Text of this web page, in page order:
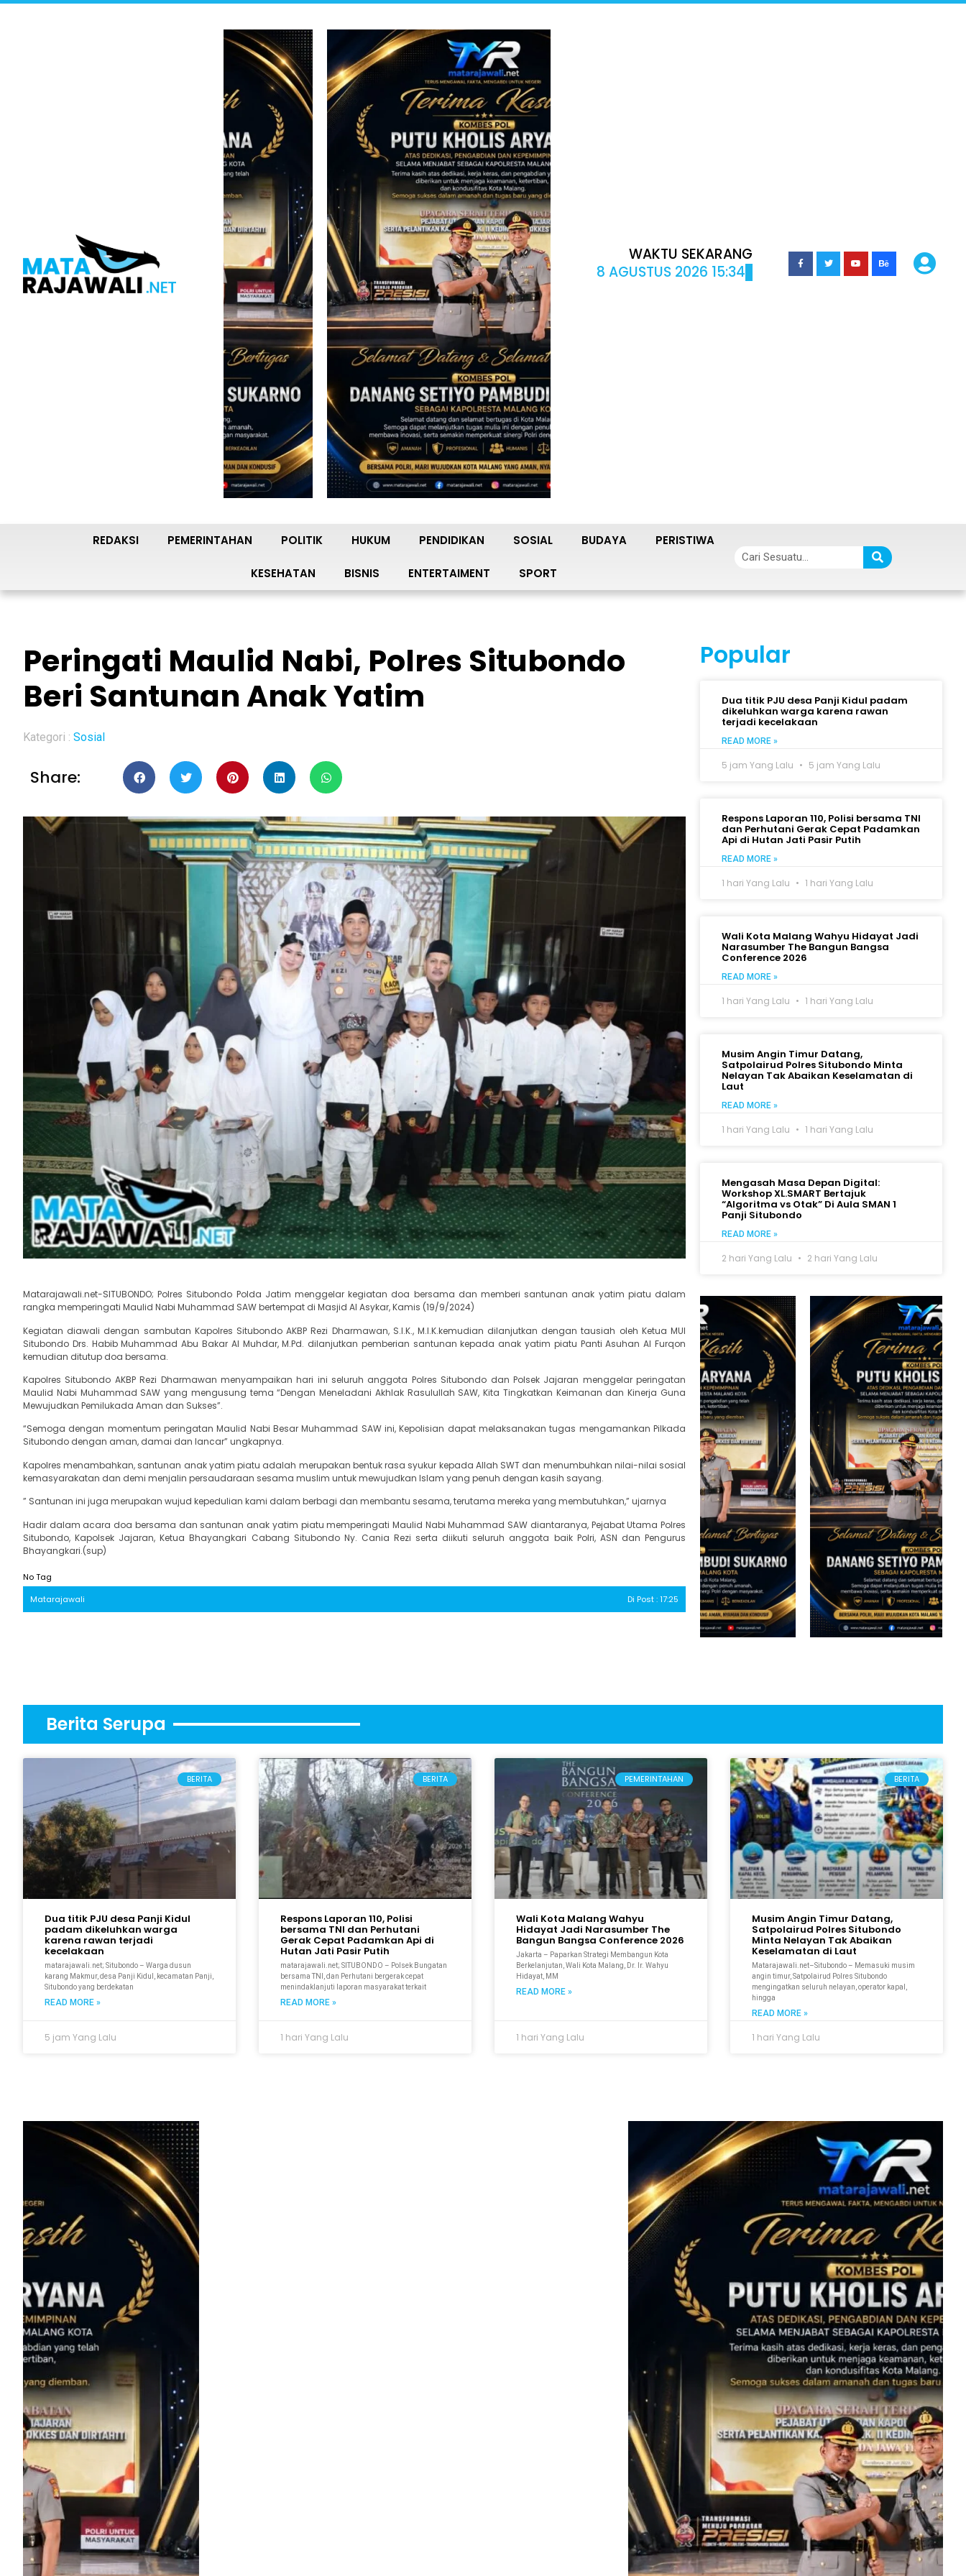
WAKTU SEKARANG
8 AGUSTUS 2026 15:34
REDAKSI PEMERINTAHAN POLITIK HUKUM PENDIDIKAN SOSIAL BUDAYA PERISTIWA
KESEHATAN BISNIS ENTERTAIMENT SPORT
Peringati Maulid Nabi, Polres Situbondo
Beri Santunan Anak Yatim
Kategori : Sosial
Share:
Matarajawali.net-SITUBONDO; Polres Situbondo Polda Jatim menggelar kegiatan doa bersama dan memberi santunan anak yatim piatu dalam
rangka memperingati Maulid Nabi Muhammad SAW bertempat di Masjid Al Asykar, Kamis (19/9/2024)
Kegiatan diawali dengan sambutan Kapolres Situbondo AKBP Rezi Dharmawan, S.I.K., M.I.K.kemudian dilanjutkan dengan tausiah oleh Ketua MUI
Situbondo Drs. Habib Muhammad Abu Bakar Al Muhdar, M.Pd. dilanjutkan pemberian santunan kepada anak yatim piatu Panti Asuhan Al Furqon
kemudian ditutup doa bersama.
Kapolres Situbondo AKBP Rezi Dharmawan menyampaikan hari ini seluruh anggota Polres Situbondo dan Polsek Jajaran menggelar peringatan
Maulid Nabi Muhammad SAW yang mengusung tema “Dengan Meneladani Akhlak Rasulullah SAW, Kita Tingkatkan Keimanan dan Kinerja Guna
Mewujudkan Pemilukada Aman dan Sukses”.
“Semoga dengan momentum peringatan Maulid Nabi Besar Muhammad SAW ini, Kepolisian dapat melaksanakan tugas mengamankan Pilkada
Situbondo dengan aman, damai dan lancar” ungkapnya.
Kapolres menambahkan, santunan anak yatim piatu adalah merupakan bentuk rasa syukur kepada Allah SWT dan menumbuhkan nilai-nilai sosial
kemasyarakatan dan demi menjalin persaudaraan sesama muslim untuk mewujudkan Islam yang penuh dengan kasih sayang.
” Santunan ini juga merupakan wujud kepedulian kami dalam berbagi dan membantu sesama, terutama mereka yang membutuhkan,” ujarnya
Hadir dalam acara doa bersama dan santunan anak yatim piatu memperingati Maulid Nabi Muhammad SAW diantaranya, Pejabat Utama Polres
Situbondo, Kapolsek Jajaran, Ketua Bhayangkari Cabang Situbondo Ny. Cania Rezi serta diikuti seluruh anggota baik Polri, ASN dan Pengurus
Bhayangkari.(sup)
No Tag
Matarajawali
Di Post : 17:25
Popular
Dua titik PJU desa Panji Kidul padam
dikeluhkan warga karena rawan
terjadi kecelakaan
READ MORE »
5 jam Yang Lalu 5 jam Yang Lalu
Respons Laporan 110, Polisi bersama TNI
dan Perhutani Gerak Cepat Padamkan
Api di Hutan Jati Pasir Putih
READ MORE »
1 hari Yang Lalu 1 hari Yang Lalu
Wali Kota Malang Wahyu Hidayat Jadi
Narasumber The Bangun Bangsa
Conference 2026
READ MORE »
1 hari Yang Lalu 1 hari Yang Lalu
Musim Angin Timur Datang,
Satpolairud Polres Situbondo Minta
Nelayan Tak Abaikan Keselamatan di
Laut
READ MORE »
1 hari Yang Lalu 1 hari Yang Lalu
Mengasah Masa Depan Digital:
Workshop XL.SMART Bertajuk
“Algoritma vs Otak” Di Aula SMAN 1
Panji Situbondo
READ MORE »
2 hari Yang Lalu 2 hari Yang Lalu
Berita Serupa
BERITA
Dua titik PJU desa Panji Kidul
padam dikeluhkan warga
karena rawan terjadi
kecelakaan
matarajawali.net; Situbondo – Warga dusun
karang Makmur, desa Panji Kidul, kecamatan Panji,
Situbondo yang berdekatan
READ MORE »
5 jam Yang Lalu
BERITA
Respons Laporan 110, Polisi
bersama TNI dan Perhutani
Gerak Cepat Padamkan Api di
Hutan Jati Pasir Putih
matarajawali.net; SITUBONDO – Polsek Bungatan
bersama TNI, dan Perhutani bergerak cepat
menindaklanjuti laporan masyarakat terkait
READ MORE »
1 hari Yang Lalu
PEMERINTAHAN
Wali Kota Malang Wahyu
Hidayat Jadi Narasumber The
Bangun Bangsa Conference 2026
Jakarta – Paparkan Strategi Membangun Kota
Berkelanjutan, Wali Kota Malang, Dr. Ir. Wahyu
Hidayat, MM
READ MORE »
1 hari Yang Lalu
BERITA
Musim Angin Timur Datang,
Satpolairud Polres Situbondo
Minta Nelayan Tak Abaikan
Keselamatan di Laut
Matarajawali.net–Situbondo – Memasuki musim
angin timur, Satpolairud Polres Situbondo
mengingatkan seluruh nelayan, operator kapal,
hingga
READ MORE »
1 hari Yang Lalu